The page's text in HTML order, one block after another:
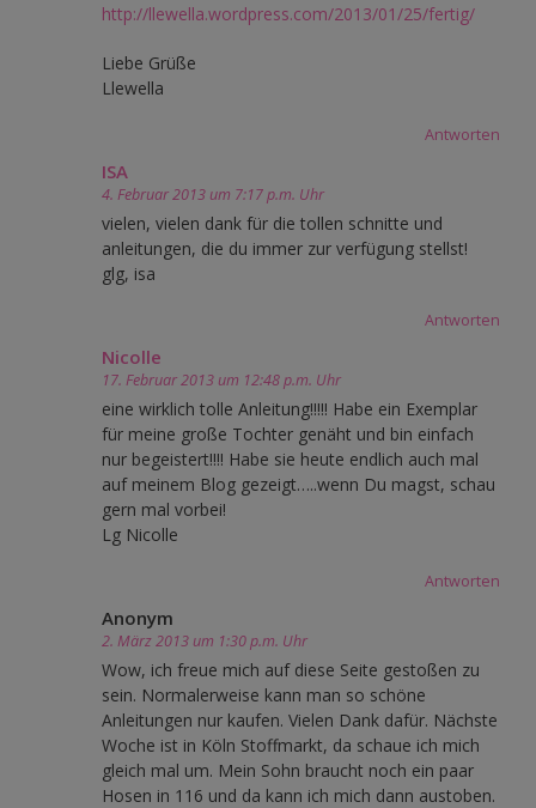
http://llewella.wordpress.com/2013/01/25/fertig/
Liebe Grüße
Llewella
Antworten
ISA
4. Februar 2013 um 7:17 p.m. Uhr
vielen, vielen dank für die tollen schnitte und
anleitungen, die du immer zur verfügung stellst!
glg, isa
Antworten
Nicolle
17. Februar 2013 um 12:48 p.m. Uhr
eine wirklich tolle Anleitung!!!!! Habe ein Exemplar
für meine große Tochter genäht und bin einfach
nur begeistert!!!! Habe sie heute endlich auch mal
auf meinem Blog gezeigt…..wenn Du magst, schau
gern mal vorbei!
Lg Nicolle
Antworten
Anonym
2. März 2013 um 1:30 p.m. Uhr
Wow, ich freue mich auf diese Seite gestoßen zu
sein. Normalerweise kann man so schöne
Anleitungen nur kaufen. Vielen Dank dafür. Nächste
Woche ist in Köln Stoffmarkt, da schaue ich mich
gleich mal um. Mein Sohn braucht noch ein paar
Hosen in 116 und da kann ich mich dann austoben.